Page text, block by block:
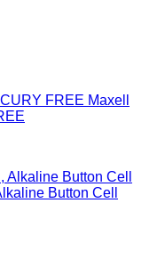
Maxell
Button Cell